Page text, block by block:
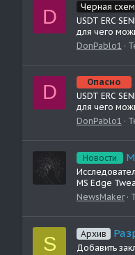
D Черная
USDT ERC
для чего
DonPablo1
D Опасно
USDT ERC
для чего
DonPablo1
Новости
MS Edge
NewsMaker
S Архив
Добавить